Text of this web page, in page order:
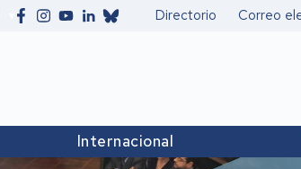
Secundario
Directorio Correo
Internacional